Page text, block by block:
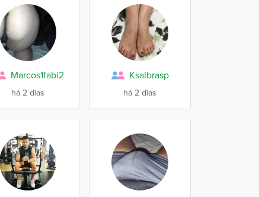
Marcos1fabi2
há 2 dias
Ksalbrasp
há 2 dias